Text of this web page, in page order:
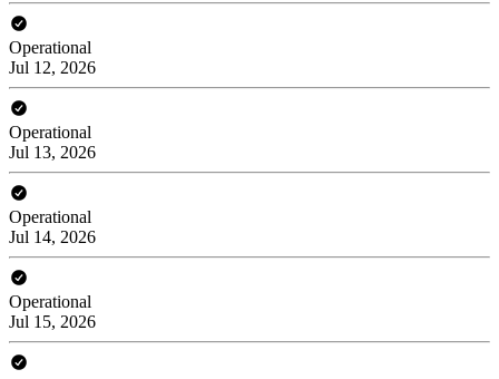
Operational
Jul 12, 2026
Operational
Jul 13, 2026
Operational
Jul 14, 2026
Operational
Jul 15, 2026